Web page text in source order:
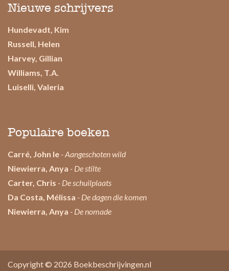
Nieuwe schrijvers
Hundevadt, Kim
Russell, Helen
Harvey, Gillian
Williams, T.A.
Luiselli, Valeria
Populaire boeken
Carré, John le - Aangeschoten wild
Niewierra, Anya - De stilte
Carter, Chris - De schuilplaats
Da Costa, Mélissa - De dagen die komen
Niewierra, Anya - De nomade
Copyright © 2026 Boekbeschrijvingen.nl